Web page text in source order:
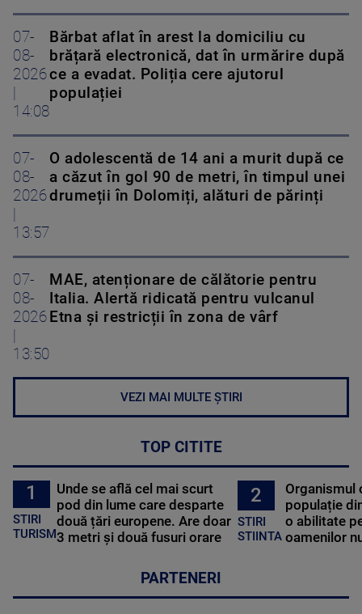
07-
08-
2026
14:08
Bărbat aflat în arest la domiciliu cu
brățară electronică, dat în urmărire după
ce a evadat. Poliția cere ajutorul
populației
07-
08-
2026
13:57
O adolescentă de 14 ani a murit după ce
a căzut în gol 90 de metri, în timpul unei
drumeții în Dolomiți, alături de părinți
07-
08-
2026
13:50
MAE, atenționare de călătorie pentru
Italia. Alertă ridicată pentru vulcanul
Etna și restricții în zona de vârf
VEZI MAI MULTE ȘTIRI
TOP CITITE
1
STIRI
TURISM
Unde se află cel mai scurt
pod din lume care desparte
două țări europene. Are doar
3 metri și două fusuri orare
2
STIRI
STIINTA
Organismul
populație
o abilitate
oamenilor
PARTENERI